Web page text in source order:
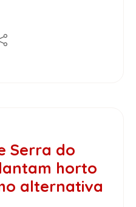
Serra do
horto
alternativa